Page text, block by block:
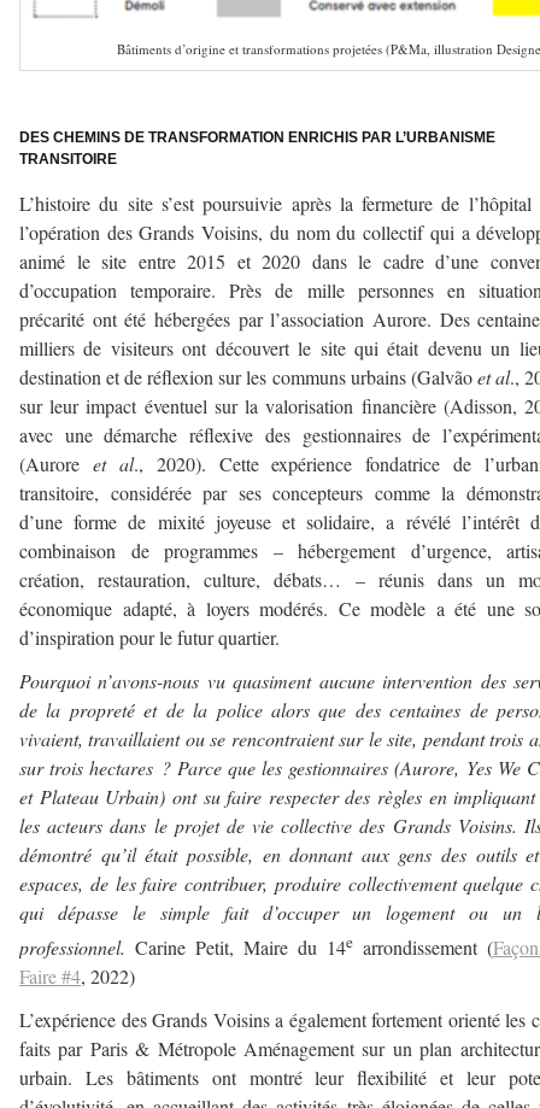
Bâtiments d’origine et transformations projetées (P&Ma, illustration
DES CHEMINS DE TRANSFORMATION ENRICHIS PAR L’URBANISME
TRANSITOIRE
L’histoire du site s’est poursuivie après la fermeture de l’hôpital
l’opération des Grands Voisins, du nom du collectif qui a
animé le site entre 2015 et 2020 dans le cadre d’une
d’occupation temporaire. Près de mille personnes en
précarité ont été hébergées par l’association Aurore. Des
milliers de visiteurs ont découvert le site qui était devenu un
destination et de réflexion sur les communs urbains (Galvãoet al.,
sur leur impact éventuel sur la valorisation financière (Adisson,
avec une démarche réflexive des gestionnaires de
(Aurore et al., 2020). Cette expérience fondatrice de
transitoire, considérée par ses concepteurs comme la
d’une forme de mixité joyeuse et solidaire, a révélé l’intérêt
combinaison de programmes – hébergement d’urgence,
création, restauration, culture, débats… – réunis dans un
économique adapté, à loyers modérés. Ce modèle a été une
d’inspiration pour le futur quartier.
Pourquoi n’avons-nous vu quasiment aucune intervention des
de la propreté et de la police alors que des centaines de
vivaient, travaillaient ou se rencontraient sur le site, pendant trois
sur trois hectares ? Parce que les gestionnaires (Aurore, Yes We
et Plateau Urbain) ont su faire respecter des règles en impliquant
les acteurs dans le projet de vie collective des Grands Voisins.
démontré qu’il était possible, en donnant aux gens des outils
espaces, de les faire contribuer, produire collectivement quelque
qui dépasse le simple fait d’occuper un logement ou un
professionnel. Carine Petit, Maire du 14e arrondissement (
Faire #4, 2022)
L’expérience des Grands Voisins a également fortement orienté les
faits par Paris & Métropole Aménagement sur un plan
urbain. Les bâtiments ont montré leur flexibilité et leur